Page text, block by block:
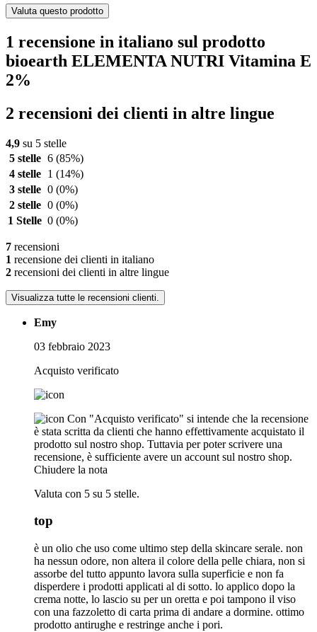
Valuta questo prodotto
1 recensione in italiano sul prodotto
bioearth ELEMENTA NUTRI Vitamina E
2%
2 recensioni dei clienti in altre lingue
4,9 su 5 stelle
5 stelle 6 (85%)
4 stelle
1 (14%)
3 stelle 0 (0%)
2 stelle 0 (0%)
1 Stelle 0 (0%)
7 recensioni
1 recensione dei clienti in italiano
2 recensioni dei clienti in altre lingue
Visualizza tutte le recensioni clienti.
Emy
03 febbraio 2023
Acquisto verificato
Con "Acquisto verificato" si intende che la recensione
è stata scritta da clienti che hanno effettivamente acquistato il
prodotto sul nostro shop. Tuttavia per poter scrivere una
recensione, è sufficiente avere un account sul nostro shop.
Chiudere la nota
Valuta con 5 su 5 stelle.
top
è un olio che uso come ultimo step della skincare serale. non
ha nessun odore, non altera il colore della pelle chiara, non si
assorbe del tutto appunto lavora sulla superficie e non fa
disperdere i prodotti applicati al di sotto. lo applico dopo la
crema notte, lo lascio su per un oretta e poi tampono il viso
con una fazzoletto di carta prima di andare a dormine. ottimo
prodotto antirughe e restringe anche i pori.